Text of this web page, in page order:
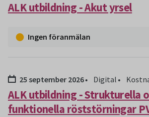
ALK utbildning - Akut yrsel
Ingen föranmälan
ALK utbildning - Strukturella
funktionella röststörningar
Datum:25 september 2026 Digital